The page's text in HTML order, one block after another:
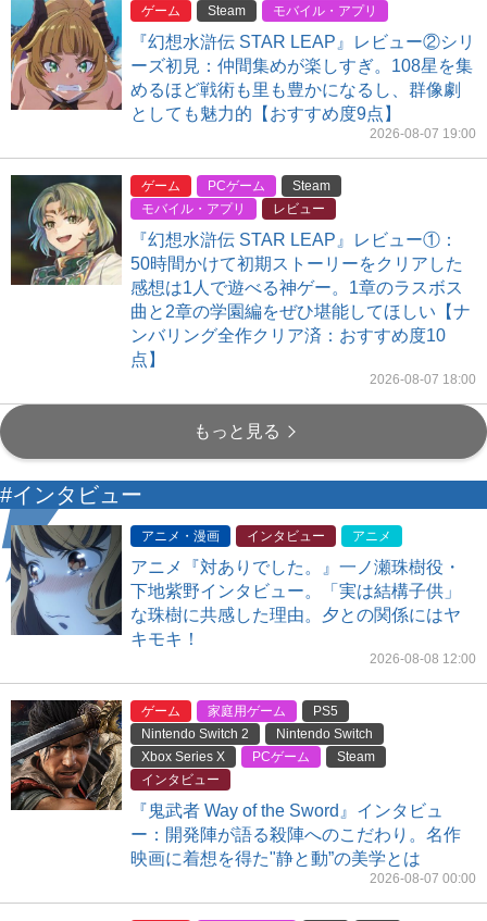
ゲーム Steam モバイル・アプリ
『幻想水滸伝 STAR LEAP』レビュー②シリ
ーズ初見：仲間集めが楽しすぎ。108星を集
めるほど戦術も里も豊かになるし、群像劇
としても魅力的【おすすめ度9点】
2026-08-07 19:00
ゲーム PCゲーム
Steam
モバイル・アプリ
レビュー
『幻想水滸伝 STAR LEAP』レビュー①：
50時間かけて初期ストーリーをクリアした
感想は1人で遊べる神ゲー。1章のラスボス
曲と2章の学園編をぜひ堪能してほしい【ナ
ンバリング全作クリア済：おすすめ度10
点】
2026-08-07 18:00
もっと見る
#インタビュー
アニメ・漫画 インタビュー アニメ
アニメ『対ありでした。』一ノ瀬珠樹役・
下地紫野インタビュー。「実は結構子供」
な珠樹に共感した理由。夕との関係にはヤ
キモキ！
2026-08-08 12:00
ゲーム 家庭用ゲーム
PS5
Nintendo Switch 2
Nintendo Switch
Xbox Series X
PCゲーム
Steam
インタビュー
『鬼武者 Way of the Sword』インタビュ
ー：開発陣が語る殺陣へのこだわり。名作
映画に着想を得た"静と動”の美学とは
2026-08-07 00:00